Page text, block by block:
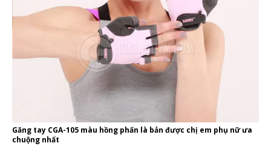
Găng tay CGA-105 màu hồng phấn là bản được chị em phụ nữ ưa
chuộng nhất